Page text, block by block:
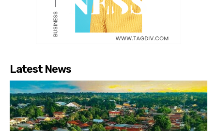
Latest News